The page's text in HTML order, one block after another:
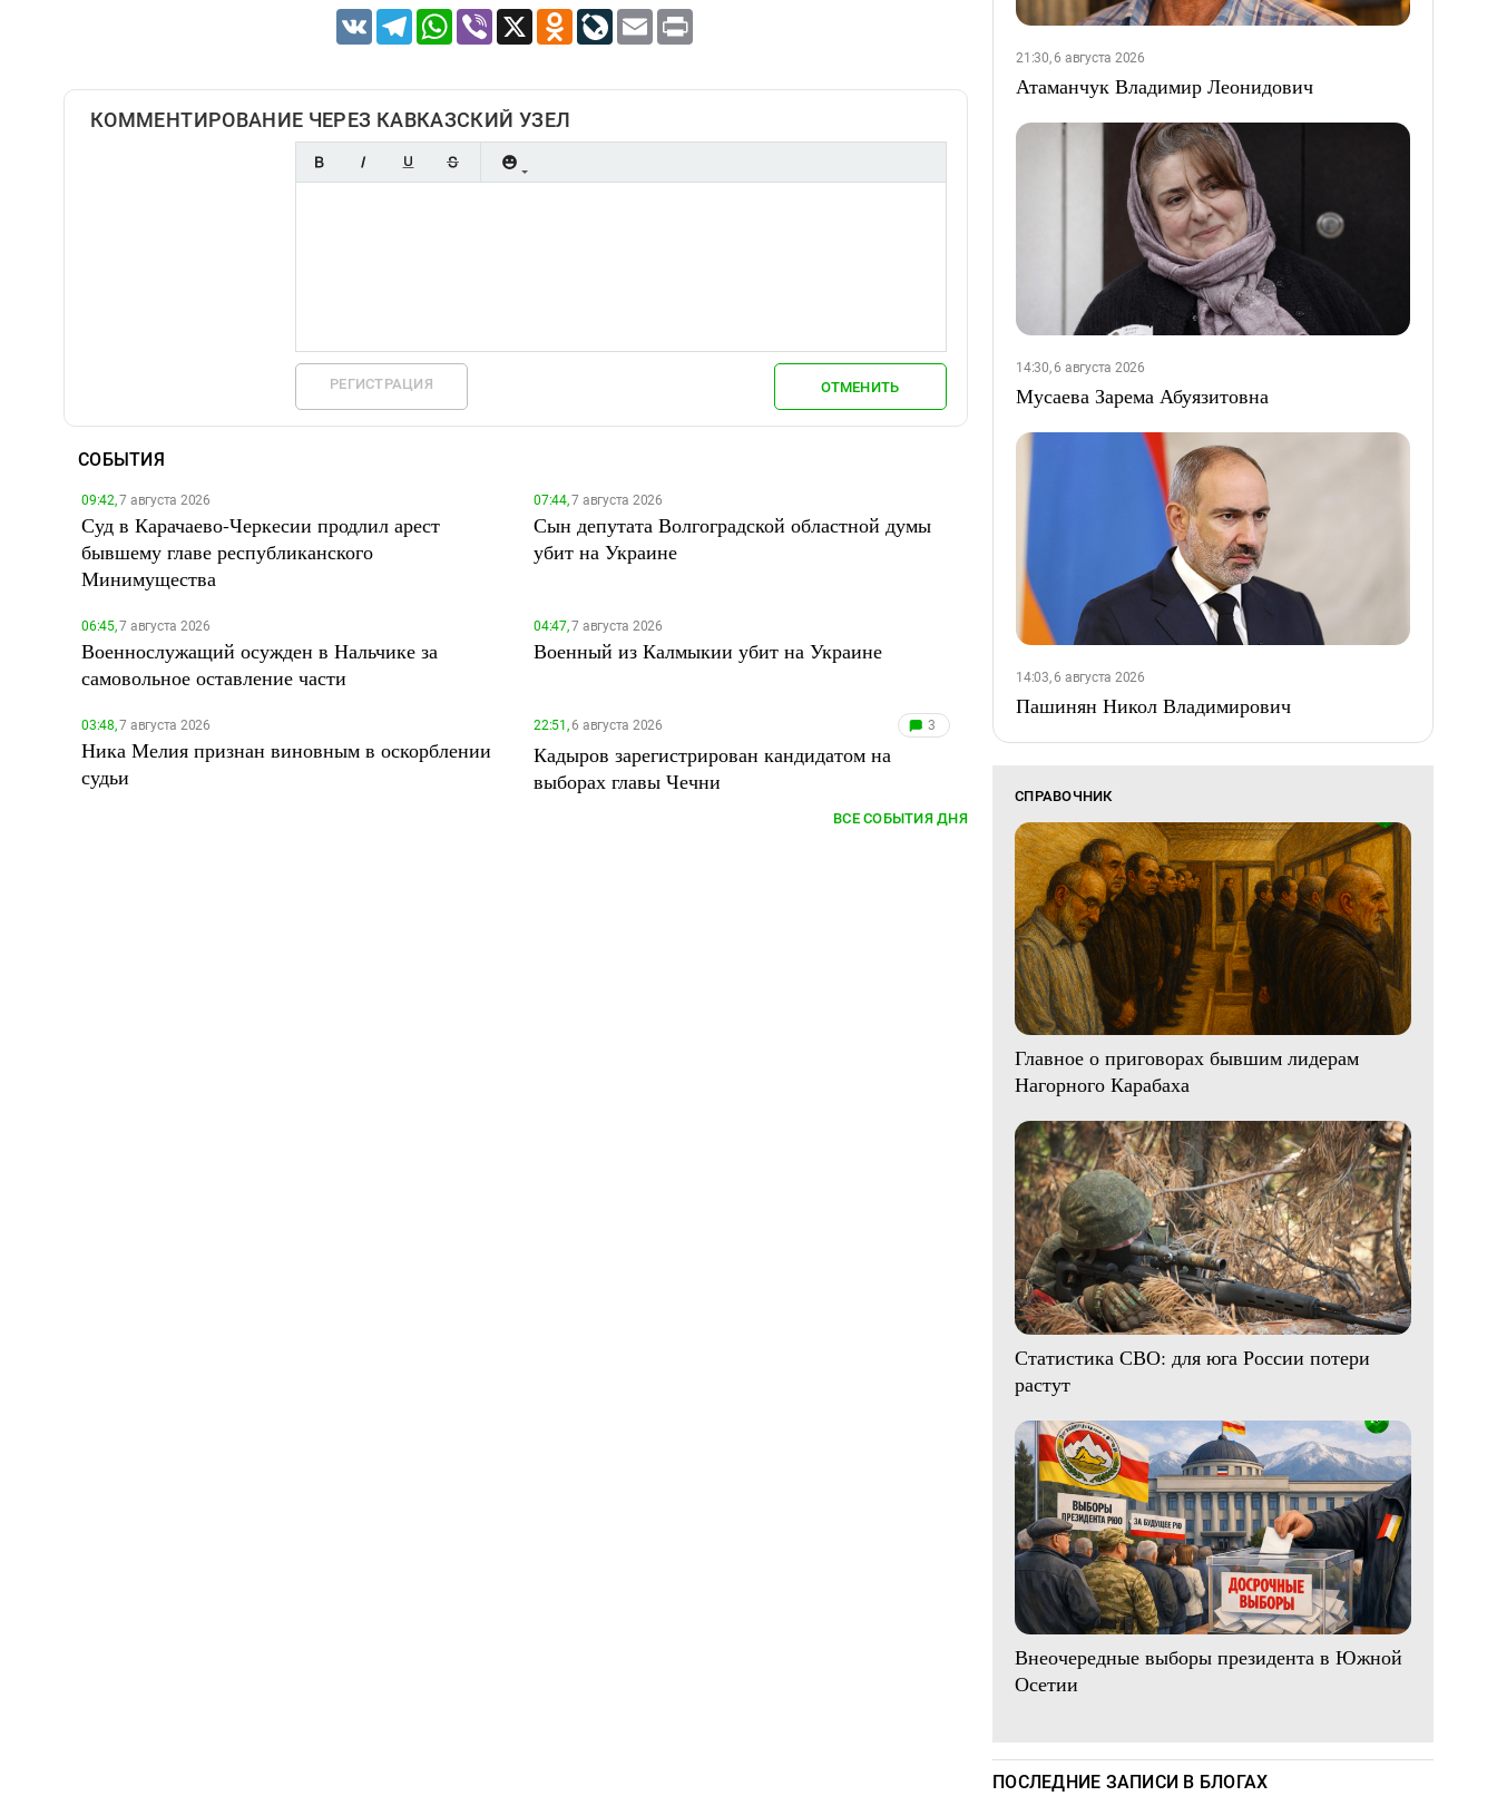
VK TelegramWhatsApp
Viber X Odnoklassniki
LiveJournal
Email
КОММЕНТИРОВАНИЕ ЧЕРЕЗ КАВКАЗСКИЙ УЗЕЛ
РЕГИСТРАЦИЯ ОТМЕНИТЬ
СОБЫТИЯ
09:42,7 августа 2026
Суд в Карачаево-Черкесии продлил арест
бывшему главе республиканского
Минимущества
07:44,7 августа 2026
Сын депутата Волгоградской областной думы
убит на Украине
06:45,7 августа 2026
Военнослужащий осужден в Нальчике за
самовольное оставление части
04:47,7 августа 2026
Военный из Калмыкии убит на Украине
03:48,7 августа 2026
Ника Мелия признан виновным в оскорблении
судьи
22:51,6 августа 2026 3
Кадыров зарегистрирован кандидатом на
выборах главы Чечни
ВСЕ СОБЫТИЯ ДНЯ
21:30, 6 августа 2026
Атаманчук Владимир Леонидович
14:30, 6 августа 2026
Мусаева Зарема Абуязитовна
14:03, 6 августа 2026
Пашинян Никол Владимирович
СПРАВОЧНИК
Главное о приговорах бывшим лидерам
Нагорного Карабаха
Статистика СВО: для юга России потери
растут
Внеочередные выборы президента в Южной
Осетии
ПОСЛЕДНИЕ ЗАПИСИ В БЛОГАХ